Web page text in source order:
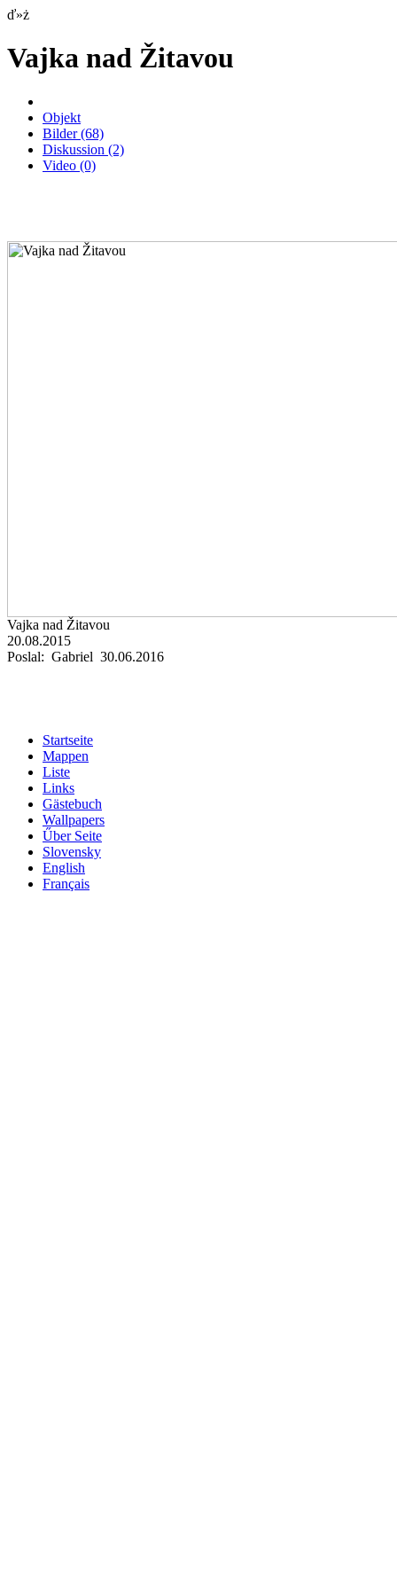
ď»ż
Vajka nad Žitavou
Objekt
Bilder(68)
Diskussion (2)
Video (0)
Vajka nad Žitavou
20.08.2015
Poslal: Gabriel 30.06.2016
Startseite
Mappen
Liste
Links
Gästebuch
Wallpapers
Űber Seite
Slovensky
English
Français